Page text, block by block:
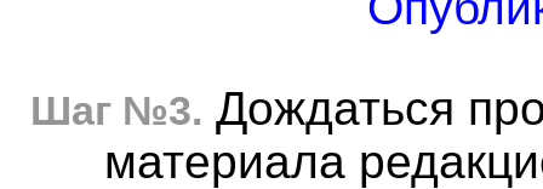
Шаг №3. Дождаться
материала